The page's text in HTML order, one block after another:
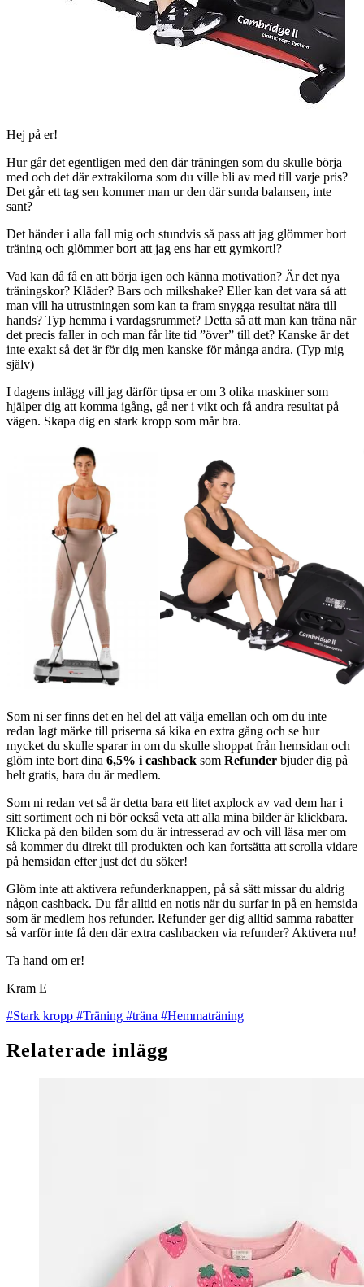
Hej på er!
Hur går det egentligen med den där träningen som du skulle börja
med och det där extrakilorna som du ville bli av med till varje pris?
Det går ett tag sen kommer man ur den där sunda balansen, inte
sant?
Det händer i alla fall mig och stundvis så pass att jag glömmer bort
träning och glömmer bort att jag ens har ett gymkort!?
Vad kan då få en att börja igen och känna motivation? Är det nya
träningskor? Kläder? Bars och milkshake? Eller kan det vara så att
man vill ha utrustningen som kan ta fram snygga resultat nära till
hands? Typ hemma i vardagsrummet? Detta så att man kan träna när
det precis faller in och man får lite tid ”över” till det? Kanske är det
inte exakt så det är för dig men kanske för många andra. (Typ mig
själv)
I dagens inlägg vill jag därför tipsa er om 3 olika maskiner som
hjälper dig att komma igång, gå ner i vikt och få andra resultat på
vägen. Skapa dig en stark kropp som mår bra.
Som ni ser finns det en hel del att välja emellan och om du inte
redan lagt märke till priserna så kika en extra gång och se hur
mycket du skulle sparar in om du skulle shoppat från hemsidan och
glöm inte bort dina 6,5% i cashback som Refunder bjuder dig på
helt gratis, bara du är medlem.
Som ni redan vet så är detta bara ett litet axplock av vad dem har i
sitt sortiment och ni bör också veta att alla mina bilder är klickbara.
Klicka på den bilden som du är intresserad av och vill läsa mer om
så kommer du direkt till produkten och kan fortsätta att scrolla vidare
på hemsidan efter just det du söker!
Glöm inte att aktivera refunderknappen, på så sätt missar du aldrig
någon cashback. Du får alltid en notis när du surfar in på en hemsida
som är medlem hos refunder. Refunder ger dig alltid samma rabatter
så varför inte få den där extra cashbacken via refunder? Aktivera nu!
Ta hand om er!
Kram E
#Stark kropp #Träning #träna #Hemmaträning
Relaterade inlägg